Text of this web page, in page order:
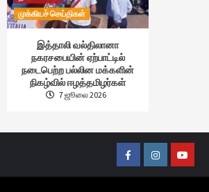
முக்கியச் செய்திகள்
இத்தாலி வல்திலானா
நகரசபையின் ஏற்பாட்டில்
நடைபெற்ற பல்லின மக்களின்
நிகழ்வில் ஈழத்தமிழர்கள்
7 ஜூலை 2026
FacebookInstagramYoutube